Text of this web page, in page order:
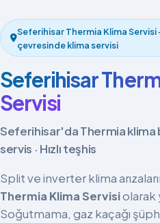
Seferihisar Thermia Klima
çevresinde klima servisi
Seferihisar
Servisi
Seferihisar'da Thermia klima
servis · Hızlı teşhis
Split ve inverter klima
Thermia Klima Servisiolarak
Soğutmama, gaz kaçağı